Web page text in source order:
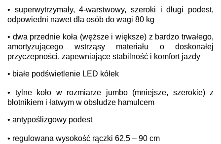
• superwytrzymały, 4-warstwowy, szeroki i długi podest,
odpowiedni nawet dla osób do wagi 80 kg
• dwa przednie koła (węższe i większe) z bardzo trwałego,
amortyzującego wstrząsy materiału o doskonałej
przyczepności, zapewniające stabilność i komfort jazdy
• białe podświetlenie LED kółek
• tylne koło w rozmiarze jumbo (mniejsze, szerokie) z
błotnikiem i łatwym w obsłudze hamulcem
• antypoślizgowy podest
• regulowana wysokość rączki 62,5 – 90 cm